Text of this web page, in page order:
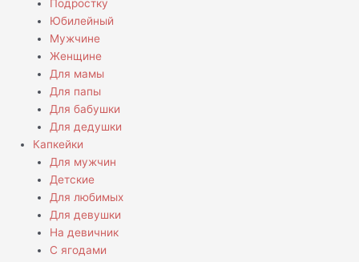
Подростку
Юбилейный
Мужчине
Женщине
Для мамы
Для папы
Для бабушки
Для дедушки
Капкейки
Для мужчин
Детские
Для любимых
Для девушки
На девичник
С ягодами